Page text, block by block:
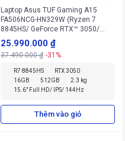
Laptop Asus TUF Gaming A15
FA506NCG-HN329W (Ryzen 7
8845HS/ GeForce RTX™ 3050/
16GB/ 512GB/ Win 11 Home)
25.990.000 ₫
37.490.000 ₫ -31%
R7 8845HS
RTX 3050
16GB
512GB
2.3 kg
15.6" Full HD/ IPS/ 144Hz
Thêm vào giỏ